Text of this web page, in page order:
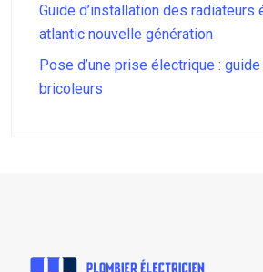
Guide d’installation des radiateurs
atlantic nouvelle génération
Pose d’une prise électrique :
bricoleurs